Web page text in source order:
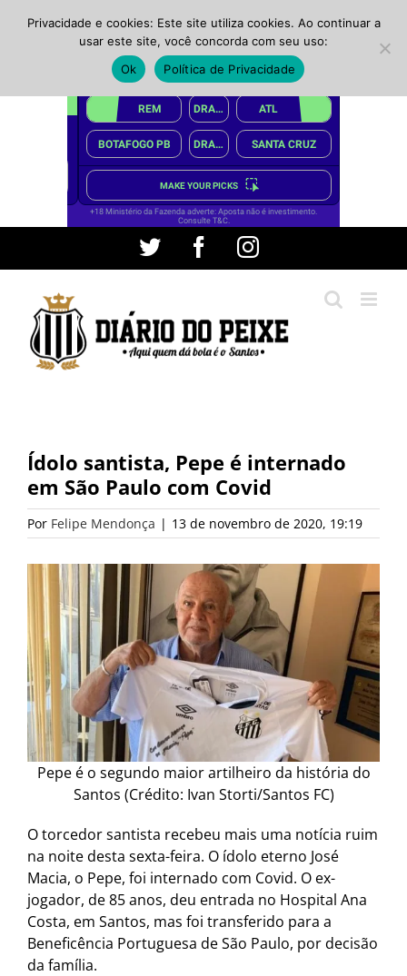
conteúdo
Twitter FacebookInstagram
Ídolo santista, Pepe é internado
em São Paulo com Covid
Por Felipe Mendonça | 13 de novembro de 2020, 19:19
Pepe é o segundo maior artilheiro da história do
Santos (Crédito: Ivan Storti/Santos FC)
O torcedor santista recebeu mais uma notícia ruim
na noite desta sexta-feira. O ídolo eterno José
Macia, o Pepe, foi internado com Covid. O ex-
jogador, de 85 anos, deu entrada no Hospital Ana
Costa, em Santos, mas foi transferido para a
Beneficência Portuguesa de São Paulo, por decisão
da família.
Privacidade e cookies: Este site utiliza cookies. Ao continuar a
usar este site, você concorda com seu uso:
Ok
Política de Privacidade